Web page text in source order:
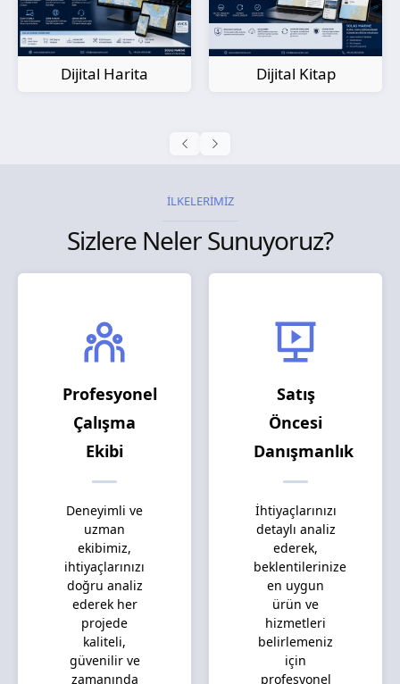
Dijital Kitap
Kağıt Harita
İLKELERİMİZ
Sizlere Neler Sunuyoruz?
Profesyonel
Çalışma
Ekibi
Deneyimli ve
uzman
ekibimiz,
ihtiyaçlarınızı
doğru analiz
ederek her
projede
kaliteli,
güvenilir ve
zamanında
Satış
Öncesi
Danışmanlık
İhtiyaçlarınızı
detaylı analiz
ederek,
beklentilerinize
en uygun
ürün ve
hizmetleri
belirlemeniz
için
profesyonel